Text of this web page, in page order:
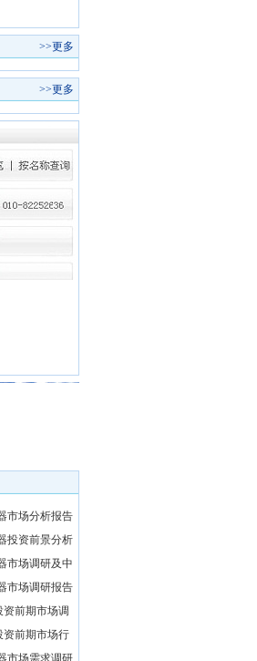
>>更多
>>更多
市场分析报告
投资前景分析
市场调研及中
市场调研报告
前期市场调
资前期市场行
市场需求调研